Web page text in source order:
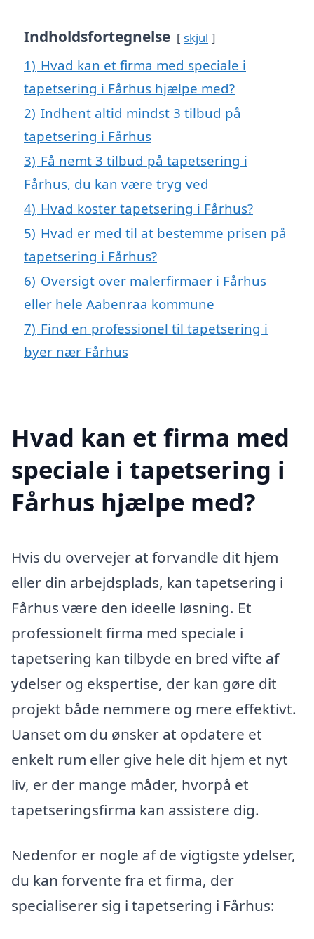
Indholdsfortegnelse skjul
1) Hvad kan et firma med speciale i
tapetsering i Fårhus hjælpe med?
2) Indhent altid mindst 3 tilbud på
tapetsering i Fårhus
3) Få nemt 3 tilbud på tapetsering i
Fårhus, du kan være tryg ved
4) Hvad koster tapetsering i Fårhus?
5) Hvad er med til at bestemme prisen på
tapetsering i Fårhus?
6) Oversigt over malerfirmaer i Fårhus
eller hele Aabenraa kommune
7) Find en professionel til tapetsering i
byer nær Fårhus
Hvad kan et firma med
speciale i tapetsering i
Fårhus hjælpe med?
Hvis du overvejer at forvandle dit hjem
eller din arbejdsplads, kan tapetsering i
Fårhus være den ideelle løsning. Et
professionelt firma med speciale i
tapetsering kan tilbyde en bred vifte af
ydelser og ekspertise, der kan gøre dit
projekt både nemmere og mere effektivt.
Uanset om du ønsker at opdatere et
enkelt rum eller give hele dit hjem et nyt
liv, er der mange måder, hvorpå et
tapetseringsfirma kan assistere dig.
Nedenfor er nogle af de vigtigste ydelser,
du kan forvente fra et firma, der
specialiserer sig i tapetsering i Fårhus: